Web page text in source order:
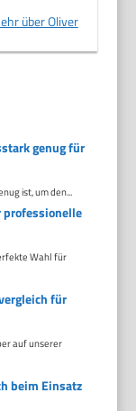
über Oliver
genug für
ist, um den...
professionelle
Wahl für
für
auf unserer
beim Einsatz